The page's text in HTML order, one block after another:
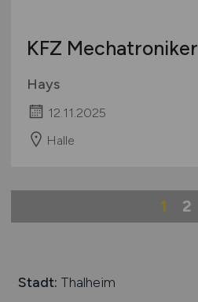
KFZ Mechatroniker
Hays
12.11.2025
Halle
1 2
Stadt: Thalheim